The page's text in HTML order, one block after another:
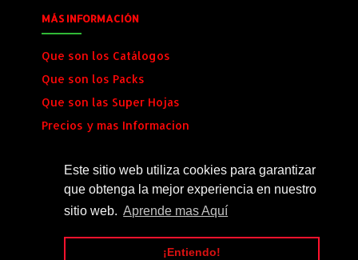
Este sitio web utiliza cookies para garantizar
que obtenga la mejor experiencia en nuestro
sitio web. Aprende mas Aquí
¡Entiendo!
MÁS INFORMACIÓN
Que son los Catálogos
Que son los Packs
Que son las Super Hojas
Precios y mas Informacion
SÍGUENOS